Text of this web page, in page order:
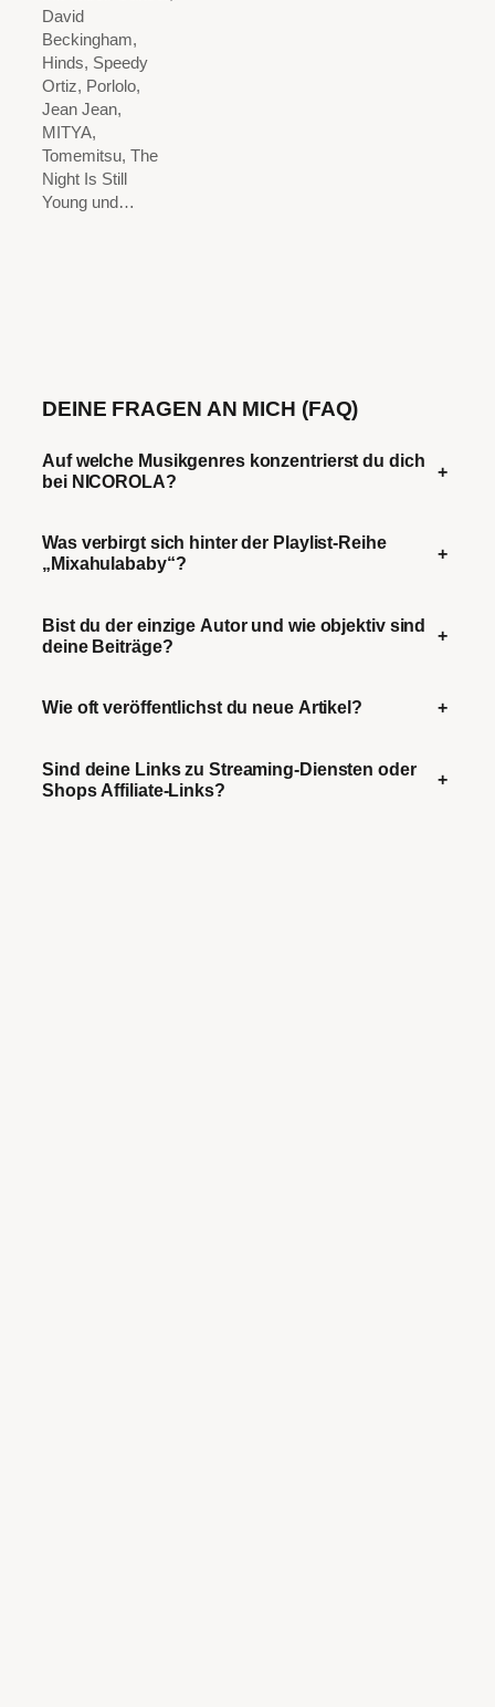
David
Beckingham,
Hinds, Speedy
Ortiz, Porlolo,
Jean Jean,
MITYA,
Tomemitsu, The
Night Is Still
Young und…
DEINE FRAGEN AN MICH (FAQ)
Auf welche Musikgenres konzentrierst du dich
bei NICOROLA?
+
Was verbirgt sich hinter der Playlist-Reihe
„Mixahulababy“?
+
Bist du der einzige Autor und wie objektiv sind
deine Beiträge?
+
Wie oft veröffentlichst du neue Artikel? +
Sind deine Links zu Streaming-Diensten oder
Shops Affiliate-Links?
+